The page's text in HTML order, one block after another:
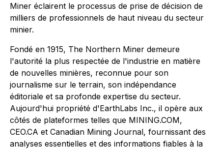
Miner éclairent le processus de prise de décision de
milliers de professionnels de haut niveau du secteur
minier.
Fondé en 1915, The Northern Miner demeure
l'autorité la plus respectée de l'industrie en matière
de nouvelles minières, reconnue pour son
journalisme sur le terrain, son indépendance
éditoriale et sa profonde expertise du secteur.
Aujourd'hui propriété d'EarthLabs Inc., il opère aux
côtés de plateformes telles que MINING.COM,
CEO.CA et Canadian Mining Journal, fournissant des
analyses essentielles et des informations fiables à la